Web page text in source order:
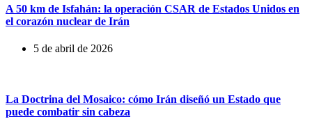
A 50 km de Isfahán: la operación CSAR de Estados Unidos en
el corazón nuclear de Irán
5 de abril de 2026
La Doctrina del Mosaico: cómo Irán diseñó un Estado que
puede combatir sin cabeza